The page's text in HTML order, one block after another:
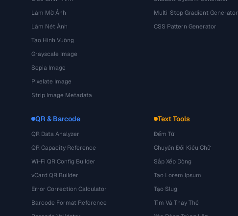
Làm Mờ Ảnh
Làm Nét Ảnh
Tạo Hình Vuông
Grayscale Image
Sepia Image
Pixelate Image
Strip Image Metadata
Multi-Stop Gradient Generator
CSS Pattern Generator
QR & Barcode
QR Data Analyzer
QR Capacity Reference
Wi-Fi QR Config Builder
vCard QR Builder
Error Correction Calculator
Barcode Format Reference
Text Tools
Đếm Từ
Chuyển Đổi Kiểu Chữ
Sắp Xếp Dòng
Tạo Lorem Ipsum
Tạo Slug
Tìm Và Thay Thế